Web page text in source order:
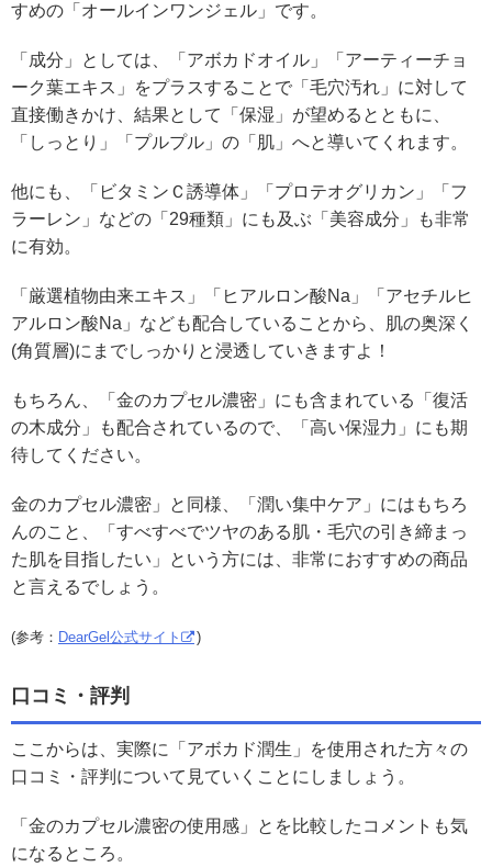
すめの「オールインワンジェル」です。
「成分」としては、「アボカドオイル」「アーティーチョ
ーク葉エキス」をプラスすることで「毛穴汚れ」に対して
直接働きかけ、結果として「保湿」が望めるとともに、
「しっとり」「プルプル」の「肌」へと導いてくれます。
他にも、「ビタミンＣ誘導体」「プロテオグリカン」「フ
ラーレン」などの「29種類」にも及ぶ「美容成分」も非常
に有効。
「厳選植物由来エキス」「ヒアルロン酸Na」「アセチルヒ
アルロン酸Na」なども配合していることから、肌の奥深く
(角質層)にまでしっかりと浸透していきますよ！
もちろん、「金のカプセル濃密」にも含まれている「復活
の木成分」も配合されているので、「高い保湿力」にも期
待してください。
金のカプセル濃密」と同様、「潤い集中ケア」にはもちろ
んのこと、「すべすべでツヤのある肌・毛穴の引き締まっ
た肌を目指したい」という方には、非常におすすめの商品
と言えるでしょう。
(参考： DearGel公式サイト )
口コミ・評判
ここからは、実際に「アボカド潤生」を使用された方々の
口コミ・評判について見ていくことにしましょう。
「金のカプセル濃密の使用感」とを比較したコメントも気
になるところ。